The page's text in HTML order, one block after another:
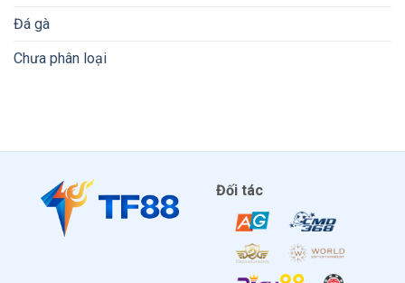
Đá gà
Chưa phân loại
Đối tác